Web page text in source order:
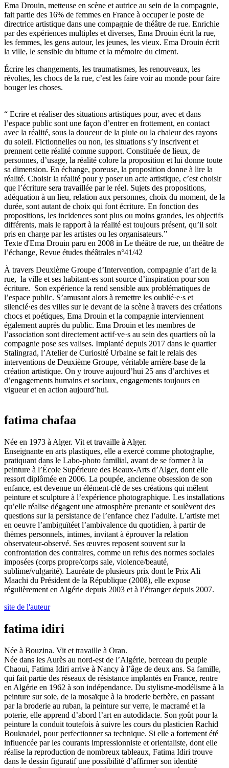
Ema Drouin, metteuse en scène et autrice au sein de la compagnie,
fait partie des 16% de femmes en France à occuper le poste de
directrice artistique dans une compagnie de théâtre de rue. Enrichie
par des expériences multiples et diverses, Ema Drouin écrit la rue,
les femmes, les gens autour, les jeunes, les vieux. Ema Drouin écrit
la ville, le sensible du bitume et la mémoire du ciment.
Écrire les changements, les traumatismes, les renouveaux, les
révoltes, les chocs de la rue, c’est les faire voir au monde pour faire
bouger les choses.
“ Ecrire et réaliser des situations artistiques pour, avec et dans
l’espace public sont une façon d’entrer en frottement, en contact
avec la réalité, sous la douceur de la pluie ou la chaleur des rayons
du soleil. Fictionnelles ou non, les situations s’y inscrivent et
prennent cette réalité comme support. Constituée de lieux, de
personnes, d’usage, la réalité colore la proposition et lui donne toute
sa dimension. En échange, poreuse, la proposition donne à lire la
réalité. Choisir la réalité pour y poser un acte artistique, c’est choisir
que l’écriture sera travaillée par le réel. Sujets des propositions,
adéquation à un lieu, relation aux personnes, choix du moment, de la
durée, sont autant de choix qui font écriture. En fonction des
propositions, les incidences sont plus ou moins grandes, les objectifs
différents, mais le rapport à la réalité est toujours présent, qu’il soit
pris en charge par les artistes ou les organisateurs.”
Texte d'Ema Drouin paru en 2008 in Le théâtre de rue, un théâtre de
l’échange, Revue études théâtrales n°41/42
À travers Deuxième Groupe d’Intervention, compagnie d’art de la
rue, la ville et ses habitant·es sont source d’inspiration pour son
écriture. Son expérience la rend sensible aux problématiques de
l’espace public. S’amusant alors à remettre les oublié·e·s et
silencié·es des villes sur le devant de la scène à travers des créations
chocs et poétiques, Ema Drouin et la compagnie interviennent
également auprès du public. Ema Drouin et les membres de
l’association sont directement actif·ve·s au sein des quartiers où la
compagnie pose ses valises. Implanté depuis 2017 dans le quartier
Stalingrad, l’Atelier de Curiosité Urbaine se fait le relais des
interventions de Deuxième Groupe, véritable arrière-base de la
création artistique. On y trouve aujourd’hui 25 ans d’archives et
d’engagements humains et sociaux, engagements toujours en
vigueur et en action aujourd’hui.
fatima chafaa
Née en 1973 à Alger. Vit et travaille à Alger.
Enseignante en arts plastiques, elle a exercé comme photographe,
pratiquant dans le Labo-photo familial, avant de se former à la
peinture à l’École Supérieure des Beaux-Arts d’Alger, dont elle
ressort diplômée en 2006. La poupée, ancienne obsession de son
enfance, est devenue un élément-clé de ses créations qui mêlent
peinture et sculpture à l’expérience photographique. Les installations
qu’elle réalise dégagent une atmosphère prenante et soulèvent des
questions sur la persistance de l’enfance chez l’adulte. L’artiste met
en oeuvre l’ambiguïtéet l’ambivalence du quotidien, à partir de
thèmes personnels, intimes, invitant à éprouver la relation
observateur-observé. Ses œuvres reposent souvent sur la
confrontation des contraires, comme un refus des normes sociales
imposées (corps propre/corps sale, violence/beauté,
sublime/vulgarité). Lauréate de plusieurs prix dont le Prix Ali
Maachi du Président de la République (2008), elle expose
régulièrement en Algérie depuis 2003 et à l’étranger depuis 2007.
site de l'auteur
fatima idiri
Née à Bouzina. Vit et travaille à Oran.
Née dans les Aurès au nord-est de l’Algérie, berceau du peuple
Chaoui, Fatima Idiri arrive à Nancy à l’âge de deux ans. Sa famille,
qui fait partie des réseaux de résistance implantés en France, rentre
en Algérie en 1962 à son indépendance. Du stylisme-modélisme à la
peinture sur soie, de la mosaïque à la broderie berbère, en passant
par la broderie au ruban, la peinture sur verre, le macramé et la
poterie, elle apprend d’abord l’art en autodidacte. Son goût pour la
peinture la conduit toutefois à suivre les cours du plasticien Rachid
Bouknadel, pour perfectionner sa technique. Si elle a fortement été
influencée par les courants impressionniste et orientaliste, dont elle
réalise la reproduction de nombreux tableaux, Fatima Idiri trouve
dans le dessin figuratif une possibilité d’affirmer son identité